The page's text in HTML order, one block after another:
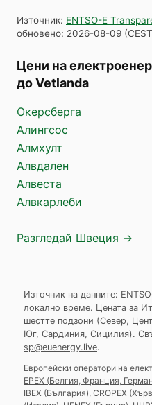
Източник: ENTSO-E
обновено: 2026-08-09 (CEST
Цени на
до Vetlanda
Окерсберга
Алингсос
Алмхулт
Алвдален
Алвеста
Алвкарлеби
Разгледай Швеция →
Източник на данните:
локално време. Цената за
шестте подзони (Север,
Юг, Сардиния, Сицилия).
sp@euenergy.live.
Европейски оператори на
EPEX (Белгия, Франция,
IBEX (България) CROPEX (